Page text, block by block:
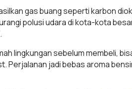
gas buang seperti karbon
polusi udara di kota-kota
lingkungan sebelum membeli,
Perjalanan jadi bebas aroma